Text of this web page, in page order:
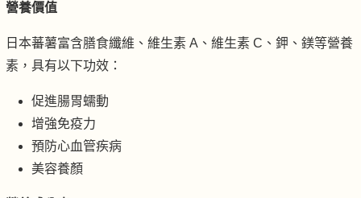
營養價值
日本蕃薯富含膳食纖維、維生素 A、維生素 C、鉀、鎂等營養
素，具有以下功效：
促進腸胃蠕動
增強免疫力
預防心血管疾病
美容養顏